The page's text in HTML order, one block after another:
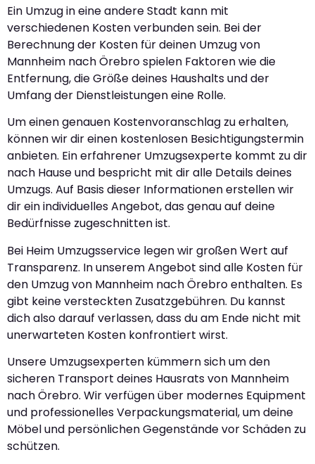
Ein Umzug in eine andere Stadt kann mit
verschiedenen Kosten verbunden sein. Bei der
Berechnung der Kosten für deinen Umzug von
Mannheim nach Örebro spielen Faktoren wie die
Entfernung, die Größe deines Haushalts und der
Umfang der Dienstleistungen eine Rolle.
Um einen genauen Kostenvoranschlag zu erhalten,
können wir dir einen kostenlosen Besichtigungstermin
anbieten. Ein erfahrener Umzugsexperte kommt zu dir
nach Hause und bespricht mit dir alle Details deines
Umzugs. Auf Basis dieser Informationen erstellen wir
dir ein individuelles Angebot, das genau auf deine
Bedürfnisse zugeschnitten ist.
Bei Heim Umzugsservice legen wir großen Wert auf
Transparenz. In unserem Angebot sind alle Kosten für
den Umzug von Mannheim nach Örebro enthalten. Es
gibt keine versteckten Zusatzgebühren. Du kannst
dich also darauf verlassen, dass du am Ende nicht mit
unerwarteten Kosten konfrontiert wirst.
Unsere Umzugsexperten kümmern sich um den
sicheren Transport deines Hausrats von Mannheim
nach Örebro. Wir verfügen über modernes Equipment
und professionelles Verpackungsmaterial, um deine
Möbel und persönlichen Gegenstände vor Schäden zu
schützen.